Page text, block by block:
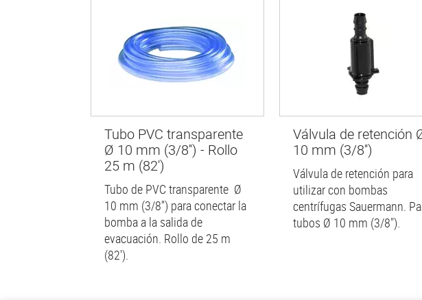
Tubo PVC transparente
Ø 10 mm (3/8'') - Rollo
25 m (82')
Tubo de PVC transparente Ø
10 mm (3/8'') para conectar la
bomba a la salida de
evacuación. Rollo de 25 m
(82').
Válvula de retención
10 mm (3/8'')
Válvula de retención para
utilizar con bombas
centrífugas Sauermann.
tubos Ø 10 mm (3/8").